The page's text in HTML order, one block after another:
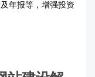
年报等，增强投资